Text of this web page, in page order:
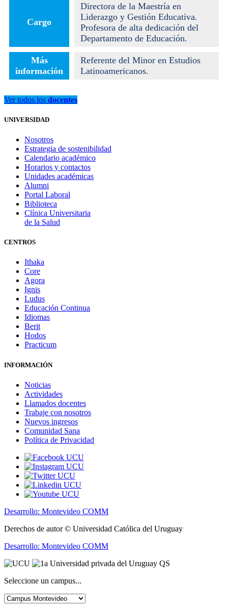
Cargo
Directora de la Maestría en
Liderazgo y Gestión Educativa.
Profesora de alta dedicación del
Departamento de Educación.
Más
información
Referente del Minor en Estudios
Latinoamericanos.
Ver todos los docentes
UNIVERSIDAD
Nosotros
Estrategia de sostenibilidad
Calendario académico
Horarios y contactos
Unidades académicas
Alumni
Portal Laboral
Biblioteca
Clínica Universitaria
de la Salud
CENTROS
Ithaka
Core
Agora
Ignis
Ludus
Educación Continua
Idiomas
Berit
Hodos
Practicum
INFORMACIÓN
Noticias
Actividades
Llamados docentes
Trabaje con nosotros
Nuevos ingresos
Comunidad Sana
Política de Privacidad
Desarrollo: Montevideo COMM
Derechos de autor © Universidad Católica del Uruguay
Desarrollo: Montevideo COMM
Seleccione un campus...